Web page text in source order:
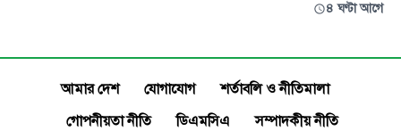
৪ ঘণ্টা আগে
আমার দেশ যোগাযোগ
শর্তাবলি ও নীতিমালা
গোপনীয়তা নীতি
ডিএমসিএ সম্পাদকীয় নীতি